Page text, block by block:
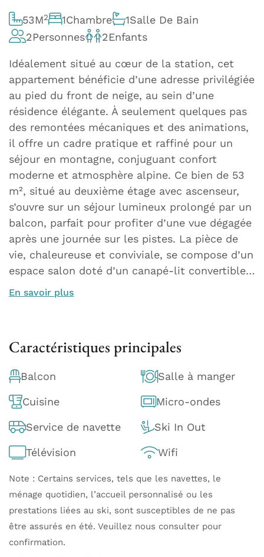
53M2 1Chambre 1Salle De Bain
2Personnes 2Enfants
Idéalement situé au cœur de la station, cet
appartement bénéficie d’une adresse privilégiée
au pied du front de neige, au sein d’une
résidence élégante. À seulement quelques pas
des remontées mécaniques et des animations,
il offre un cadre pratique et raffiné pour un
séjour en montagne, conjuguant confort
moderne et atmosphère alpine. Ce bien de 53
m², situé au deuxième étage avec ascenseur,
s’ouvre sur un séjour lumineux prolongé par un
balcon, parfait pour profiter d’une vue dégagée
après une journée sur les pistes. La pièce de
vie, chaleureuse et conviviale, se compose d’un
espace salon doté d’un canapé-lit convertible…
En savoir plus
Caractéristiques principales
Balcon Salle à manger
Cuisine Micro-ondes
Service de navette Ski In Out
Télévision Wifi
Note : Certains services, tels que les navettes, le
ménage quotidien, l’accueil personnalisé ou les
prestations liées au ski, sont susceptibles de ne pas
être assurés en été. Veuillez nous consulter pour
confirmation.